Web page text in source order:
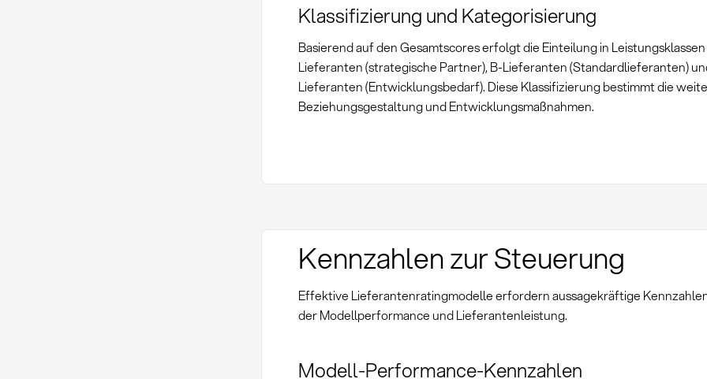
Klassifizierung und Kategorisierung
Basierend auf den Gesamtscores erfolgt die Einteilung in
Lieferanten (strategische Partner), B-Lieferanten (Standardlieferanten)
Lieferanten (Entwicklungsbedarf). Diese Klassifizierung bestimmt die
Beziehungsgestaltung und Entwicklungsmaßnahmen.
Kennzahlen zur Steuerung
Effektive Lieferantenratingmodelle erfordern aussagekräftige
der Modellperformance und Lieferantenleistung.
Modell-Performance-Kennzahlen